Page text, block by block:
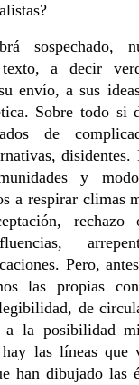
sospechado,
texto, a decir
envío, a sus
Sobre todo si
de
disidentes.
y
a respirar climas
rechazo
Pero,
las propias
de
a la posibilidad
las líneas que
han dibujado las